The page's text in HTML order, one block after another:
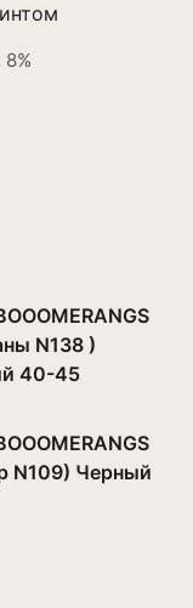
N138 )
40-45
N109) Черный